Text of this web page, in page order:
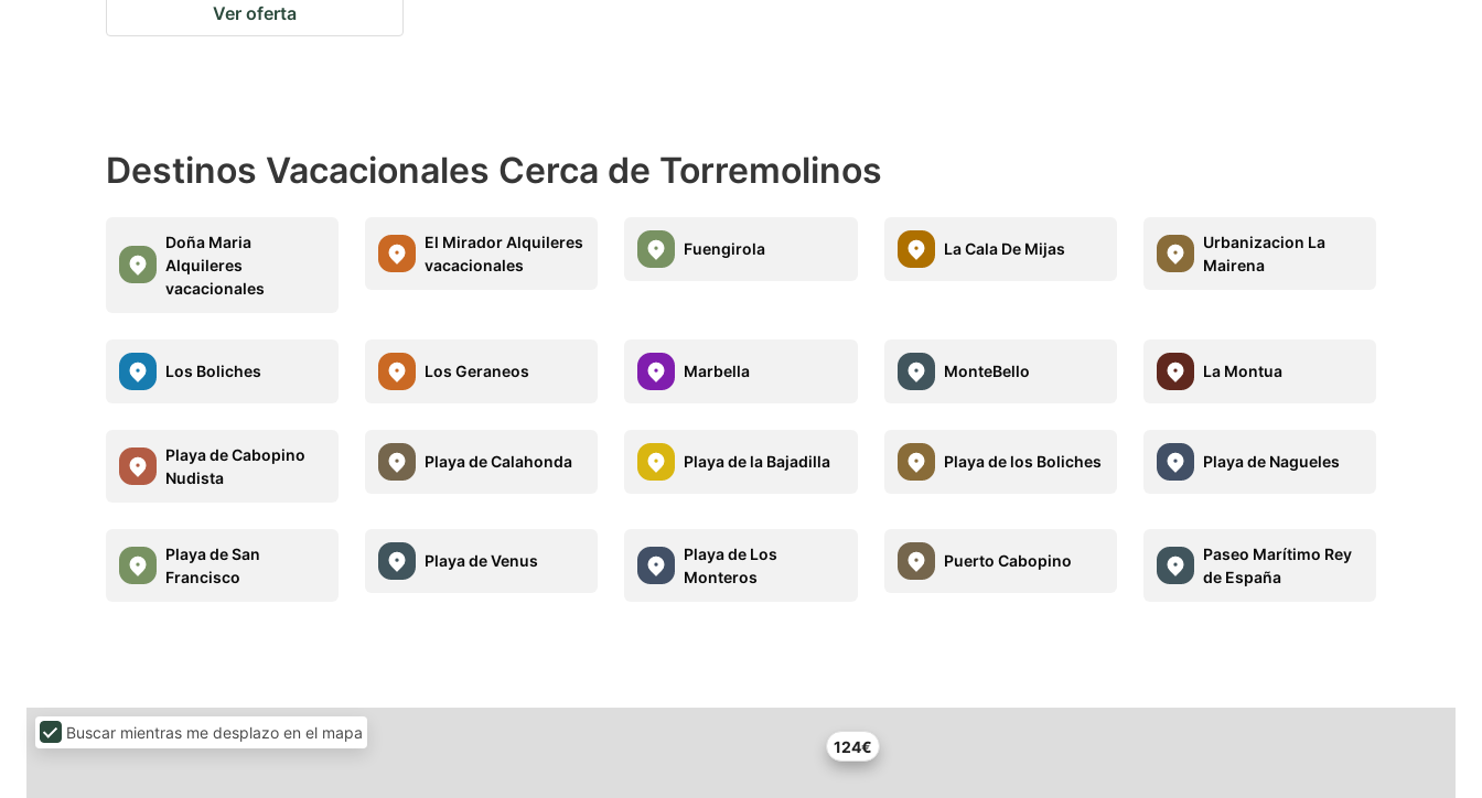
Ver oferta
Destinos Vacacionales Cerca de Torremolinos
Doña Maria
Alquileres
vacacionales
El Mirador Alquileres
vacacionales
Fuengirola La Cala De Mijas
Urbanizacion La
Mairena
Los Boliches Los Geraneos Marbella MonteBello La Montua
Playa de Cabopino
Nudista
Playa de Calahonda Playa de la Bajadilla Playa de los Boliches Playa de Nagueles
Playa de San
Francisco
Playa de Venus
Playa de Los
Monteros
Puerto Cabopino
Paseo Marítimo Rey
de España
124€
Buscar mientras me desplazo en el mapa